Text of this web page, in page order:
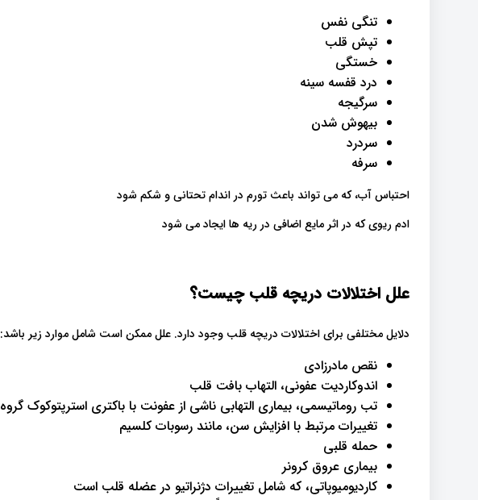
تنگی نفس
تپش قلب
خستگی
درد قفسه سینه
سرگیجه
بیهوش شدن
سردرد
سرفه
احتباس آب، که می تواند باعث تورم در اندام تحتانی و شکم شود
ادم ریوی که در اثر مایع اضافی در ریه ها ایجاد می شود
علل اختلالات دریچه قلب چیست؟
دلایل مختلفی برای اختلالات دریچه قلب وجود دارد. علل ممکن است شامل موارد زیر باشد:
نقص مادرزادی
اندوکاردیت عفونی، التهاب بافت قلب
تب روماتیسمی، بیماری التهابی ناشی از عفونت با باکتری استرپتوکوک گروه A
تغییرات مرتبط با افزایش سن، مانند رسوبات کلسیم
حمله قلبی
بیماری عروق کرونر
کاردیومیوپاتی، که شامل تغییرات دژنراتیو در عضله قلب است